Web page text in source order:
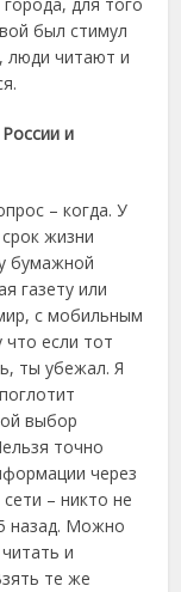
был стимул
люди читают и
и
– когда. У
жизни
бумажной
газету или
с мобильным
если тот
ты убежал. Я
выбор
точно
через
– никто не
назад. Можно
и
те же